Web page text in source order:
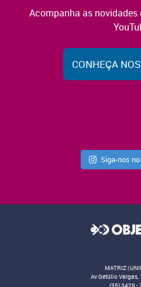
Acompanha as novidades
CONHEÇA
Siga-nos
MATRIZ |
Av Getúlio Vargas,
(35) 3429 -